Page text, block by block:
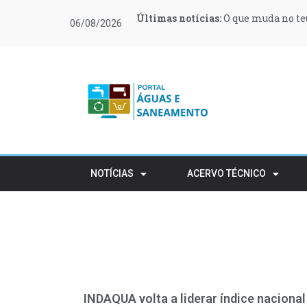
06/08/2026 Últimas notícias:O que muda no
Últimas notícias:Moeve e
Últimas notícias:Novas regras
Últimas notícias:Retalho e
Últimas notícias:Procura de
Últimas notícias:Várias zonas de
NOTÍCIAS ACERVO TÉCNICO
INDAQUA volta a liderar índice nacional